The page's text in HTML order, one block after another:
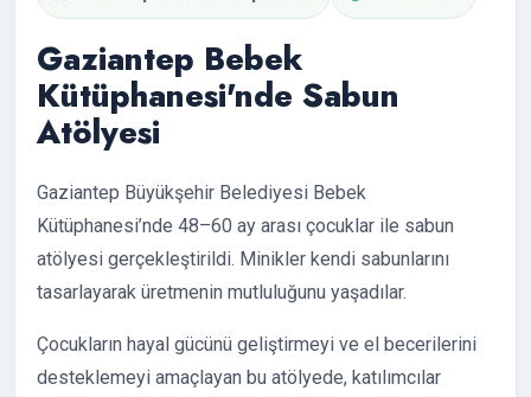
Gaziantep Bebek
Kütüphanesi'nde Sabun
Atölyesi
Gaziantep Büyükşehir Belediyesi Bebek
Kütüphanesi’nde 48–60 ay arası çocuklar ile sabun
atölyesi gerçekleştirildi. Minikler kendi sabunlarını
tasarlayarak üretmenin mutluluğunu yaşadılar.
Çocukların hayal gücünü geliştirmeyi ve el becerilerini
desteklemeyi amaçlayan bu atölyede, katılımcılar